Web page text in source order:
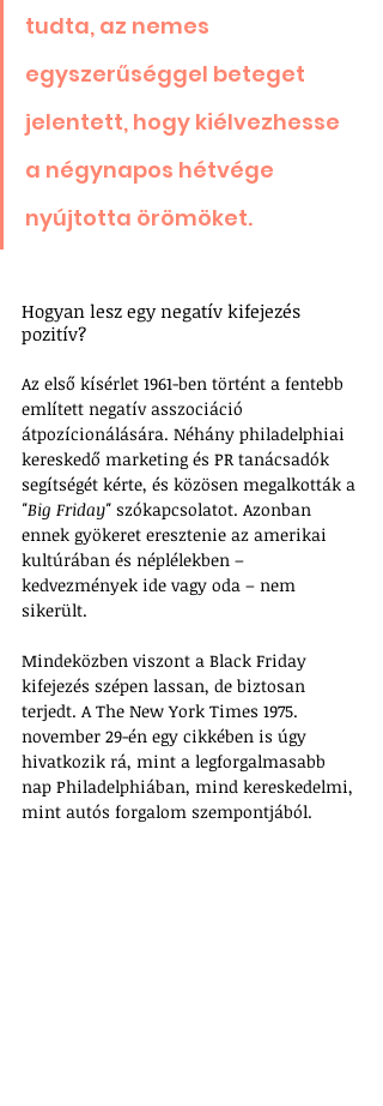
tudta, az nemes
egyszerűséggel beteget
jelentett, hogy kiélvezhesse
a négynapos hétvége
nyújtotta örömöket.
Hogyan lesz egy negatív kifejezés
pozitív?
Az első kísérlet 1961-ben történt a fentebb
említett negatív asszociáció
átpozícionálására. Néhány philadelphiai
kereskedő marketing és PR tanácsadók
segítségét kérte, és közösen megalkották a
"Big Friday" szókapcsolatot. Azonban
ennek gyökeret eresztenie az amerikai
kultúrában és néplélekben –
kedvezmények ide vagy oda – nem
sikerült.
Mindeközben viszont a Black Friday
kifejezés szépen lassan, de biztosan
terjedt. A The New York Times 1975.
november 29-én egy cikkében is úgy
hivatkozik rá, mint a legforgalmasabb
nap Philadelphiában, mind kereskedelmi,
mint autós forgalom szempontjából.